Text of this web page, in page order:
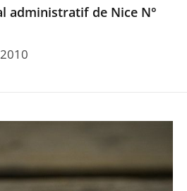
administratif de Nice N°